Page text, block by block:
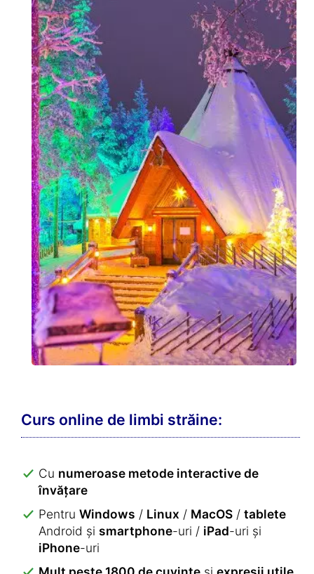
Curs online de limbi străine:
Cu numeroase metode interactive de
învățare
Pentru Windows / Linux / MacOS / tablete
Android și smartphone-uri / iPad-uri și
iPhone-uri